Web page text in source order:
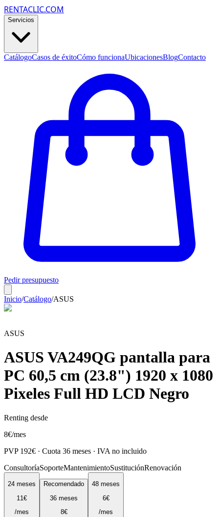
RENTACLIC.COM
Servicios
CatálogoCasos de éxitoCómo funcionaUbicacionesBlogContacto
Pedir presupuesto
Inicio/Catálogo/ASUS
ASUS
ASUS VA249QG pantalla para
PC 60,5 cm (23.8") 1920 x 1080
Pixeles Full HD LCD Negro
Renting desde
8€/mes
PVP 192€ · Cuota 36 meses · IVA no incluido
ConsultoríaSoporteMantenimientoSustituciónRenovación
24 meses
11€
/mes
Recomendado
36 meses
8€
48 meses
6€
/mes